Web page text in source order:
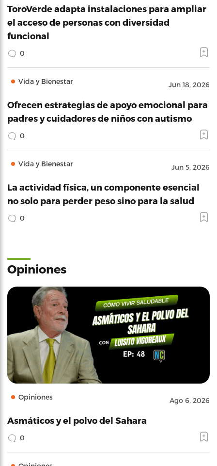
ToroVerde adapta instalaciones para ampliar
el acceso de personas con diversidad
funcional
0
Vida y Bienestar Jun 18, 2026
Ofrecen estrategias de apoyo emocional para
padres y cuidadores de niños con autismo
0
Vida y Bienestar Jun 5, 2026
La actividad física, un componente esencial
no solo para perder peso sino para la salud
0
Opiniones
Opiniones Ago 6, 2026
Asmáticos y el polvo del Sahara
0